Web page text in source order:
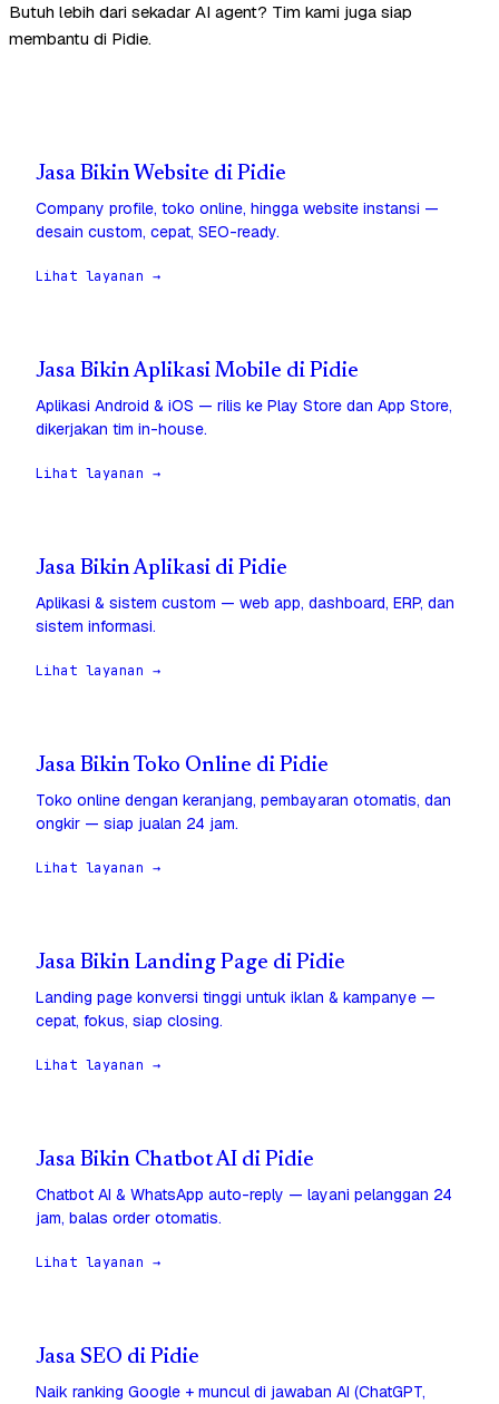
Butuh lebih dari sekadar AI agent? Tim kami juga siap
membantu di Pidie.
Jasa Bikin Website di Pidie
Company profile, toko online, hingga website instansi —
desain custom, cepat, SEO-ready.
Lihat layanan →
Jasa Bikin Aplikasi Mobile di Pidie
Aplikasi Android & iOS — rilis ke Play Store dan App Store,
dikerjakan tim in-house.
Lihat layanan →
Jasa Bikin Aplikasi di Pidie
Aplikasi & sistem custom — web app, dashboard, ERP, dan
sistem informasi.
Lihat layanan →
Jasa Bikin Toko Online di Pidie
Toko online dengan keranjang, pembayaran otomatis, dan
ongkir — siap jualan 24 jam.
Lihat layanan →
Jasa Bikin Landing Page di Pidie
Landing page konversi tinggi untuk iklan & kampanye —
cepat, fokus, siap closing.
Lihat layanan →
Jasa Bikin Chatbot AI di Pidie
Chatbot AI & WhatsApp auto-reply — layani pelanggan 24
jam, balas order otomatis.
Lihat layanan →
Jasa SEO di Pidie
Naik ranking Google + muncul di jawaban AI (ChatGPT,